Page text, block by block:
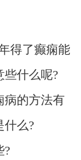
得了癫痫能
些什么呢?
病的方法有
什么?
?